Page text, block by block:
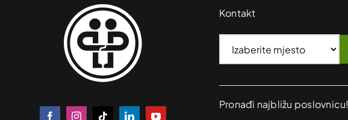
Kontakt
Pronađi najbližu poslovnicu!